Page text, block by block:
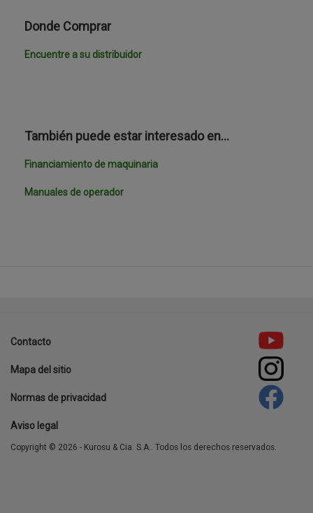
Donde Comprar
Encuentre a su distribuidor
También puede estar interesado en…
Financiamiento de maquinaria
Manuales de operador
Footer
menu
Contacto
Mapa del sitio
Normas de privacidad
Aviso legal
Copyright © 2026 - Kurosu & Cia. S.A.. Todos los derechos reservados.